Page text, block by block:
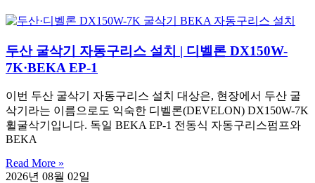
두산 굴삭기 자동구리스 설치 | 디벨론 DX150W-
7K·BEKA EP-1
이번 두산 굴삭기 자동구리스 설치 대상은, 현장에서 두산 굴
삭기라는 이름으로도 익숙한 디벨론(DEVELON) DX150W-7K
휠굴삭기입니다. 독일 BEKA EP-1 전동식 자동구리스펌프와
BEKA
Read More »
2026년 08월 02일